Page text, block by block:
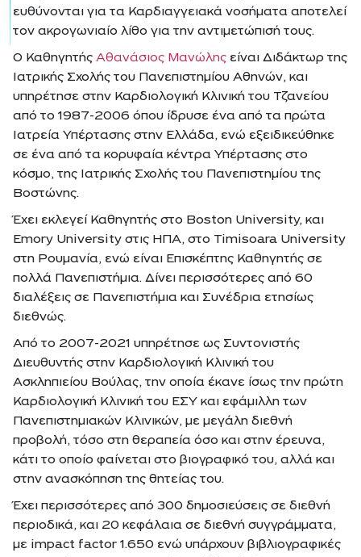
ευθύνονται για τα Καρδιαγγειακά νοσήματα αποτελεί
τον ακρογωνιαίο λίθο για την αντιμετώπισή τους.
Ο Καθηγητής Αθανάσιος Μανώληςείναι Διδάκτωρ της
Ιατρικής Σχολής του Πανεπιστημίου Αθηνών, και
υπηρέτησε στην Καρδιολογική Κλινική του Τζανείου
από το 1987-2006 όπου ίδρυσε ένα από τα πρώτα
Ιατρεία Υπέρτασης στην Ελλάδα, ενώ εξειδικεύθηκε
σε ένα από τα κορυφαία κέντρα Υπέρτασης στο
κόσμο, της Ιατρικής Σχολής του Πανεπιστημίου της
Βοστώνης.
Έχει εκλεγεί Καθηγητής στο Boston University, και
Emory University στις ΗΠΑ, στο Timisoara University
στη Ρουμανία, ενώ είναι Επισκέπτης Καθηγητής σε
πολλά Πανεπιστήμια. Δίνει περισσότερες από 60
διαλέξεις σε Πανεπιστήμια και Συνέδρια ετησίως
διεθνώς.
Από το 2007-2021 υπηρέτησε ως Συντονιστής
Διευθυντής στην Καρδιολογική Κλινική του
Ασκληπιείου Βούλας, την οποία έκανε ίσως την πρώτη
Καρδιολογική Κλινική του ΕΣΥ και εφάμιλλη των
Πανεπιστημιακών Κλινικών, με μεγάλη διεθνή
προβολή, τόσο στη θεραπεία όσο και στην έρευνα,
κάτι το οποίο φαίνεται στο βιογραφικό του, αλλά και
στην ανασκόπηση της θητείας του.
Έχει περισσότερες από 300 δημοσιεύσεις σε διεθνή
περιοδικά, και 20 κεφάλαια σε διεθνή συγγράμματα,
με impact factor 1.650 ενώ υπάρχουν βιβλιογραφικές